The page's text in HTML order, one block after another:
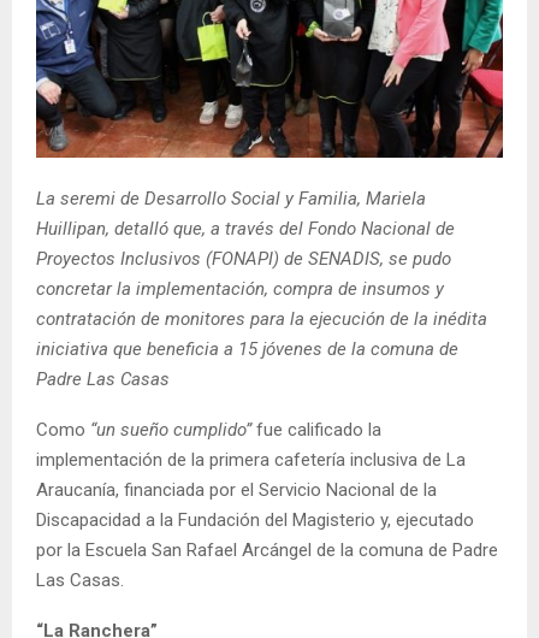
M
E
U
La seremi de Desarrollo Social y Familia, Mariela
Huillipan, detalló que, a través del Fondo Nacional de
Proyectos Inclusivos (FONAPI) de SENADIS, se pudo
concretar la implementación, compra de insumos y
contratación de monitores para la ejecución de la inédita
iniciativa que beneficia a 15 jóvenes de la comuna de
Padre Las Casas
Como “un sueño cumplido”fue calificado la
implementación de la primera cafetería inclusiva de La
Araucanía, financiada por el Servicio Nacional de la
Discapacidad a la Fundación del Magisterio y, ejecutado
por la Escuela San Rafael Arcángel de la comuna de Padre
Las Casas.
“La Ranchera”